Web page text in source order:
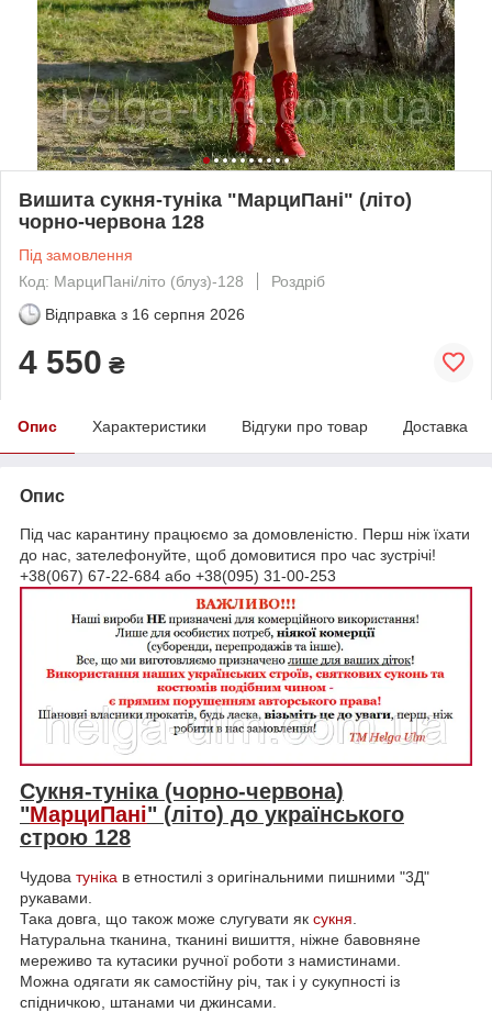
Вишита сукня-туніка "МарциПані" (літо)
чорно-червона 128
Під замовлення
Код: МарциПані/літо (блуз)-128
Роздріб
Відправка з 16 серпня 2026
4 550 ₴
Опис Характеристики Відгуки про товар Доставка
Опис
Під час карантину працюємо за домовленістю. Перш ніж їхати
до нас, зателефонуйте, щоб домовитися про час зустрічі!
+38(067) 67-22-684 або +38(095) 31-00-253
Сукня-туніка (чорно-червона)
"МарциПані" (літо) до українського
строю 128
Чудова туніка в етностилі з оригінальними пишними "3Д"
рукавами.
Така довга, що також може слугувати як сукня
Натуральна тканина, тканині вишиття, ніжне бавовняне
мереживо та кутасики ручної роботи з намистинами.
Можна одягати як самостійну річ, так і у сукупності із
спідничкою, штанами чи джинсами.